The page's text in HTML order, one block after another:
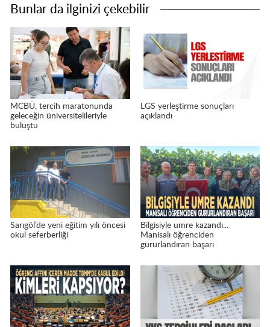
Bunlar da ilginizi çekebilir
MCBÜ, tercih maratonunda
geleceğin üniversitelileriyle
buluştu
LGS yerleştirme sonuçları
açıklandı
Sarıgöl’de yeni eğitim yılı öncesi
okul seferberliği
Bilgisiyle umre kazandı...
Manisalı öğrenciden
gururlandıran başarı